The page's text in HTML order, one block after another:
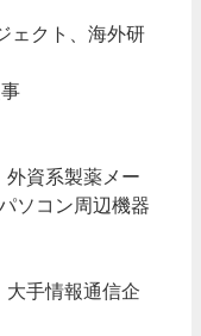
ェクト、海外研
外資系製薬メー
ソコン周辺機器
大手情報通信企